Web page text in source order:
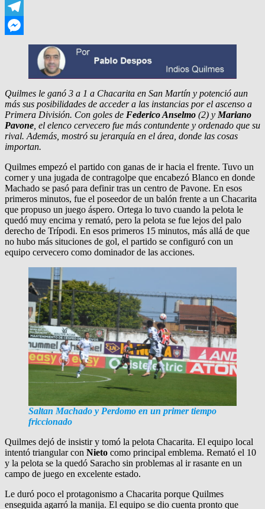
Twitter
Telegram
Messenger
Quilmes le ganó 3 a 1 a Chacarita en San Martín y potenció aun
más sus posibilidades de acceder a las instancias por el ascenso a
Primera División. Con goles de Federico Anselmo (2) y Mariano
Pavone , el elenco cervecero fue más contundente y ordenado que su
rival. Además, mostró su jerarquía en el área, donde las cosas
importan.
Quilmes empezó el partido con ganas de ir hacia el frente. Tuvo un
corner y una jugada de contragolpe que encabezó Blanco en donde
Machado se pasó para definir tras un centro de Pavone. En esos
primeros minutos, fue el poseedor de un balón frente a un Chacarita
que propuso un juego áspero. Ortega lo tuvo cuando la pelota le
quedó muy encima y remató, pero la pelota se fue lejos del palo
derecho de Trípodi. En esos primeros 15 minutos, más allá de que
no hubo más situciones de gol, el partido se configuró con un
equipo cervecero como dominador de las acciones.
Saltan Machado y Perdomo en un primer tiempo
friccionado
Quilmes dejó de insistir y tomó la pelota Chacarita. El equipo local
intentó triangular con Nieto como principal emblema. Remató el 10
y la pelota se la quedó Saracho sin problemas al ir rasante en un
campo de juego en excelente estado.
Le duró poco el protagonismo a Chacarita porque Quilmes
enseguida agarró la manija. El equipo se dio cuenta pronto que